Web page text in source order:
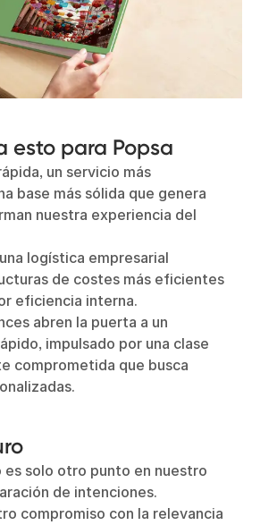
esto para Popsa
un servicio más
base más sólida que genera
nuestra experiencia del
logística empresarial
de costes más eficientes
eficiencia interna.
abren la puerta a un
impulsado por una clase
comprometida que busca
es solo otro punto en nuestro
de intenciones.
compromiso con la relevancia